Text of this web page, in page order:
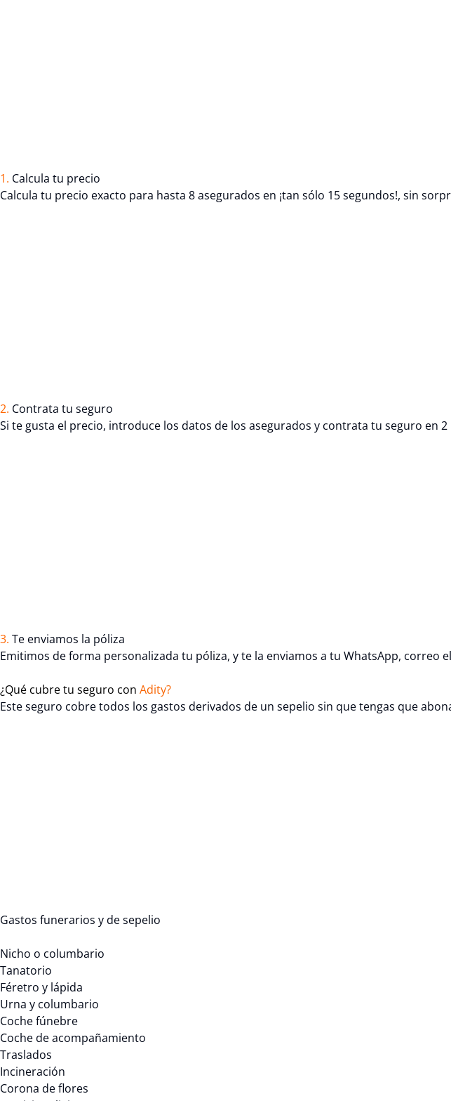
1. Calcula tu precio
Calcula tu precio exacto para hasta 8 asegurados en ¡tan sólo 15 segundos!, sin
2. Contrata tu seguro
Si te gusta el precio, introduce los datos de los asegurados y contrata tu seguro en
3. Te enviamos la póliza
Emitimos de forma personalizada tu póliza, y te la enviamos a tu WhatsApp, correo
¿Qué cubre tu seguro con Adity?
Este seguro cobre todos los gastos derivados de un sepelio sin que tengas que
Gastos funerarios y de sepelio
Nicho o columbario
Tanatorio
Féretro y lápida
Urna y columbario
Coche fúnebre
Coche de acompañamiento
Traslados
Incineración
Corona de flores